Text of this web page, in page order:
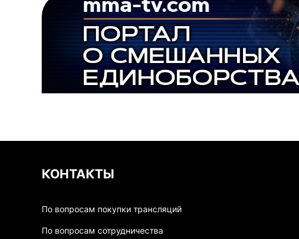
КОНТАКТЫ
По вопросам покупки трансляций
По вопросам сотрудничества